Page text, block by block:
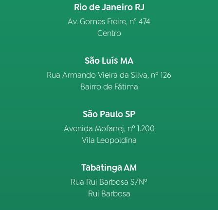
Rio de Janeiro RJ
Av. Gomes Freire, n° 474
Centro
São Luís MA
Rua Armando Vieira da Silva, nº 126
Bairro de Fátima
São Paulo SP
Avenida Mofarrej, nº 1.200
Vila Leopoldina
Tabatinga AM
Rua Rui Barbosa S/Nº
Rui Barbosa